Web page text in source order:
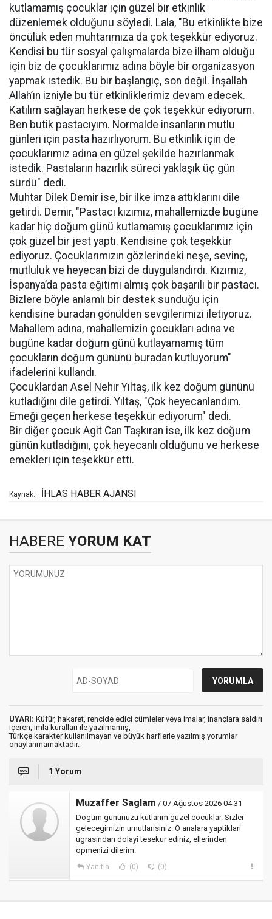
kutlamamış çocuklar için güzel bir etkinlik
düzenlemek olduğunu söyledi. Lala, "Bu etkinlikte bize
öncülük eden muhtarımıza da çok teşekkür ediyoruz.
Kendisi bu tür sosyal çalışmalarda bize ilham olduğu
için biz de çocuklarımız adına böyle bir organizasyon
yapmak istedik. Bu bir başlangıç, son değil. İnşallah
Allah’ın izniyle bu tür etkinliklerimiz devam edecek.
Katılım sağlayan herkese de çok teşekkür ediyorum.
Ben butik pastacıyım. Normalde insanların mutlu
günleri için pasta hazırlıyorum. Bu etkinlik için de
çocuklarımız adına en güzel şekilde hazırlanmak
istedik. Pastaların hazırlık süreci yaklaşık üç gün
sürdü" dedi.
Muhtar Dilek Demir ise, bir ilke imza attıklarını dile
getirdi. Demir, "Pastacı kızımız, mahallemizde bugüne
kadar hiç doğum günü kutlamamış çocuklarımız için
çok güzel bir jest yaptı. Kendisine çok teşekkür
ediyoruz. Çocuklarımızın gözlerindeki neşe, sevinç,
mutluluk ve heyecan bizi de duygulandırdı. Kızımız,
İspanya’da pasta eğitimi almış çok başarılı bir pastacı.
Bizlere böyle anlamlı bir destek sunduğu için
kendisine buradan gönülden sevgilerimizi iletiyoruz.
Mahallem adına, mahallemizin çocukları adına ve
bugüne kadar doğum günü kutlayamamış tüm
çocukların doğum gününü buradan kutluyorum"
ifadelerini kullandı.
Çocuklardan Asel Nehir Yıltaş, ilk kez doğum gününü
kutladığını dile getirdi. Yıltaş, "Çok heyecanlandım.
Emeği geçen herkese teşekkür ediyorum" dedi.
Bir diğer çocuk Agit Can Taşkıran ise, ilk kez doğum
günün kutladığını, çok heyecanlı olduğunu ve herkese
emekleri için teşekkür etti.
Kaynak: İHLAS HABER AJANSI
HABERE YORUM KAT
UYARI: Küfür, hakaret, rencide edici cümleler veya imalar, inançlara saldırı
içeren, imla kuralları ile yazılmamış,
Türkçe karakter kullanılmayan ve büyük harflerle yazılmış yorumlar
onaylanmamaktadır.
1 Yorum
Muzaffer Saglam / 07 Ağustos 2026 04:31
Dogum gununuzu kutlarim guzel cocuklar. Sizler
gelecegimizin umutlarisiniz. O analara yaptiklari
ugrasindan dolayi tesekur ediniz, ellerinden
opmenizi dilerim.
Yanıtla (0) (0)